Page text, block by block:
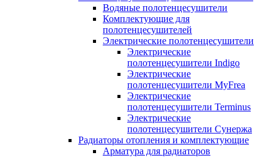
Водяные полотенцесушители
Комплектующие для
полотенцесушителей
Электрические полотенцесушители
Электрические
полотенцесушители Indigo
Электрические
полотенцесушители MyFrea
Электрические
полотенцесушители Terminus
Электрические
полотенцесушители Сунержа
Радиаторы отопления и комплектующие
Арматура для радиаторов